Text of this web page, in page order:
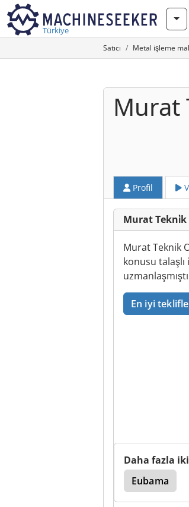
Türkiye
Satıcı Metal işleme
Murat
Profil
Murat Tekni̇k
Murat Teknik
konusu
En iyi
Daha fazla
Eubama